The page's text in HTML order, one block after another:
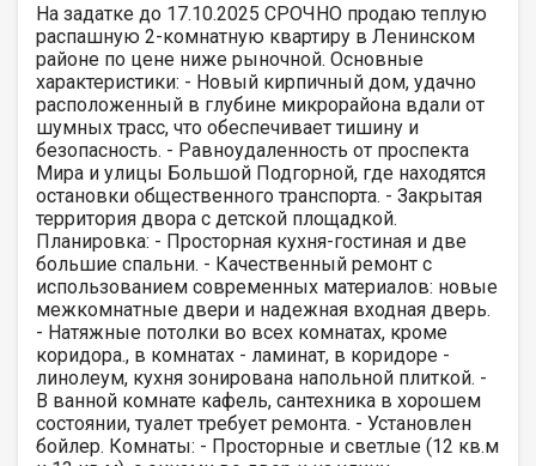
На задатке до 17.10.2025 СРОЧНО продаю теплую
распашную 2-комнатную квартиру в Ленинском
районе по цене ниже рыночной. Основные
характеристики: - Новый кирпичный дом, удачно
расположенный в глубине микрорайона вдали от
шумных трасс, что обеспечивает тишину и
безопасность. - Равноудаленность от проспекта
Мира и улицы Большой Подгорной, где находятся
остановки общественного транспорта. - Закрытая
территория двора с детской площадкой.
Планировка: - Просторная кухня-гостиная и две
большие спальни. - Качественный ремонт с
использованием современных материалов: новые
межкомнатные двери и надежная входная дверь.
- Натяжные потолки во всех комнатах, кроме
коридора., в комнатах - ламинат, в коридоре -
линолеум, кухня зонирована напольной плиткой. -
В ванной комнате кафель, сантехника в хорошем
состоянии, туалет требует ремонта. - Установлен
бойлер. Комнаты: - Просторные и светлые (12 кв.м